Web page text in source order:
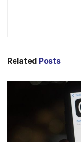
သော တစ်ပါးသူက ခွင့်ပ
ခြင်း၊ ရောင်းချခြင်
ကာကွယ်နိုင်မယ့် ဉာ
Copyright ဆိုင်ရာ
တွေ ရှိပါသေးတယ်။
တွေမှာ အသေးစိတ်ပို
Related Posts